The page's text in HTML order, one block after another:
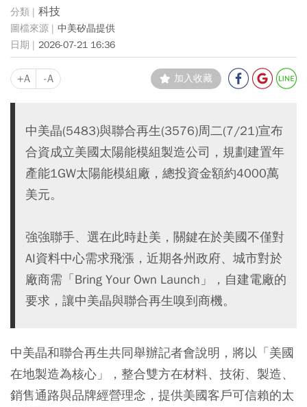
科技
中美矽晶提供
2026-07-21 16:36
+A -A 加入收藏
中美晶(5483)與聯合再生(3576)周二(7/21)宣布
合資成立美國太陽能模組製造公司，規劃建置年
產能1GW太陽能模組廠，總投資金額約4000萬
美元。
強強聯手、選在此時赴美，關鍵在於美國不僅對
AI資料中心需求飛漲，近期各州政府、城市對於
廠商需「Bring Your Own Launch」，自建電廠的
要求，讓中美晶與聯合再生嗅到商機。
中美晶和聯合再生共同舉辦記者會說明，將以「美國
在地製造為核心」，整合雙方在材料、技術、製造、
銷售通路與品牌經營理念，提供美國客戶可信賴的太